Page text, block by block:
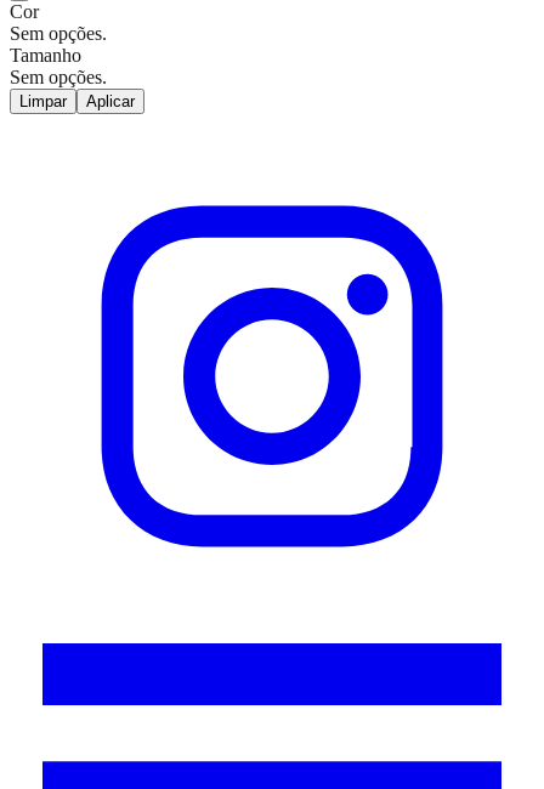
Cor
Sem opções.
Tamanho
Sem opções.
Limpar Aplicar